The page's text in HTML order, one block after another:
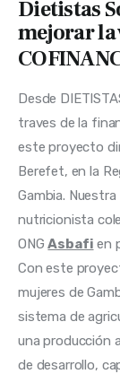
Dietistas
mejorar la
Desde
traves de la
este proyecto
Berefet, en la
Gambia.
nutricionista
ONGAsbafi en
Con este
mujeres de
sistema de
una producción
de desarrollo,